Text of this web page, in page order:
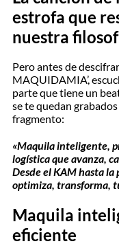
estrofa que
nuestra
Pero antes de
MAQUIDAMIA’,
parte que tiene un
se te quedan
fragmento:
«Maquila inteligente,
logística que avanza,
Desde el KAM hasta la
optimiza, transforma,
Maquila
eficiente